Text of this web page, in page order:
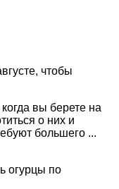
чтобы
вы берете на
о них и
большего ...
огурцы по